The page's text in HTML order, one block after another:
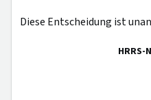
Diese Entscheidung ist
HRRS-